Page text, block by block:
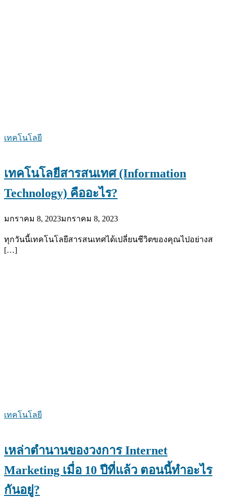
เทคโนโลยี
เทคโนโลยีสารสนเทศ (Information
Technology) คืออะไร?
มกราคม 8, 2023มกราคม 8, 2023
ทุกวันนี้เทคโนโลยีสารสนเทศได้เปลี่ยนชีวิตของคุณไปอย่างส
[…]
เทคโนโลยี
เหล่าตำนานของวงการ Internet
Marketing เมื่อ 10 ปีที่แล้ว ตอนนี้ทำอะไร
กันอยู่?